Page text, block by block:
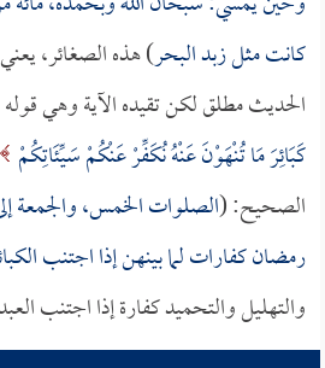
كانت مثل زبد البحر) هذه الصغائر،
الحديث مطلق لكن تقيده الآية وهي
كَبَائِرَ مَا تُنْهَوْنَ عَنْهُ نُكَفِّرْ عَنْكُمْ سَيِّئَاتِكُمْ
الصحيح: (الصلوات الخمس، والجمعة
رمضان كفارات لما بينهن إذا اجتنب
والتهليل والتحميد كفارة إذا اجتنب